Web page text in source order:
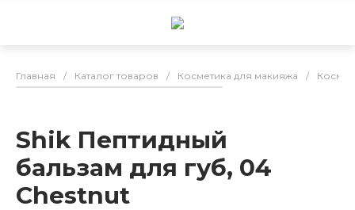
Главная / Каталог товаров / Косметика для макияжа /
Shik Пептидный
бальзам для губ, 04
Chestnut